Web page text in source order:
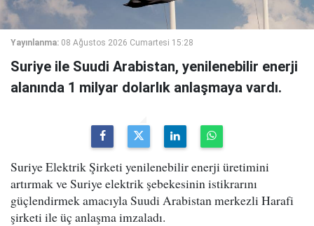
Yayınlanma: 08 Ağustos 2026 Cumartesi 15:28
Suriye ile Suudi Arabistan, yenilenebilir enerji
alanında 1 milyar dolarlık anlaşmaya vardı.
Suriye Elektrik Şirketi yenilenebilir enerji üretimini
artırmak ve Suriye elektrik şebekesinin istikrarını
güçlendirmek amacıyla Suudi Arabistan merkezli Harafi
şirketi ile üç anlaşma imzaladı.